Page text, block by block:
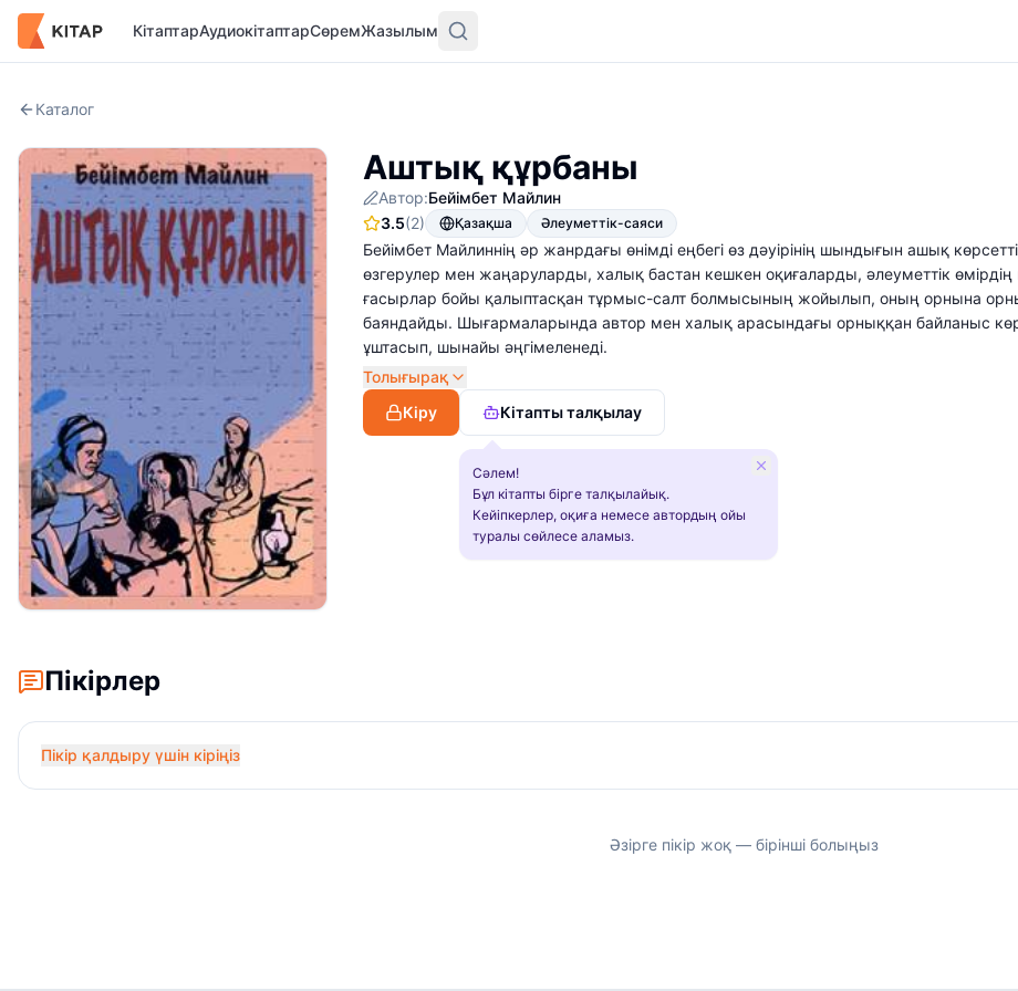
КітаптарАудиокітаптарСөремЖазылым
Каталог
Аштық құрбаны
Автор:Бейімбет Майлин
3.5(2) Қазақша Әлеуметтік-саяси
Бейімбет Майлиннің әр жанрдағы өнімді еңбегі өз дәуірінің шындығын ашық
өзгерулер мен жаңаруларды, халық бастан кешкен оқиғаларды, әлеуметтік
ғасырлар бойы қалыптасқан тұрмыс-салт болмысының жойылып, оның орнына
баяндайды. Шығармаларында автор мен халық арасындағы орныққан байланыс
ұштасып, шынайы әңгімеленеді.
Толығырақ
Кіру
Кітапты талқылау
Сәлем!
Бұл кітапты бірге талқылайық.
Кейіпкерлер, оқиға немесе автордың ойы
туралы сөйлесе аламыз.
Пікірлер
Пікір қалдыру үшін кіріңіз
Әзірге пікір жоқ — бірінші болыңыз